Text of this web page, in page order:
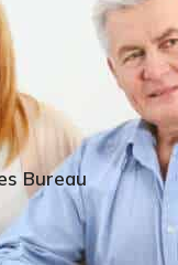
Bureau